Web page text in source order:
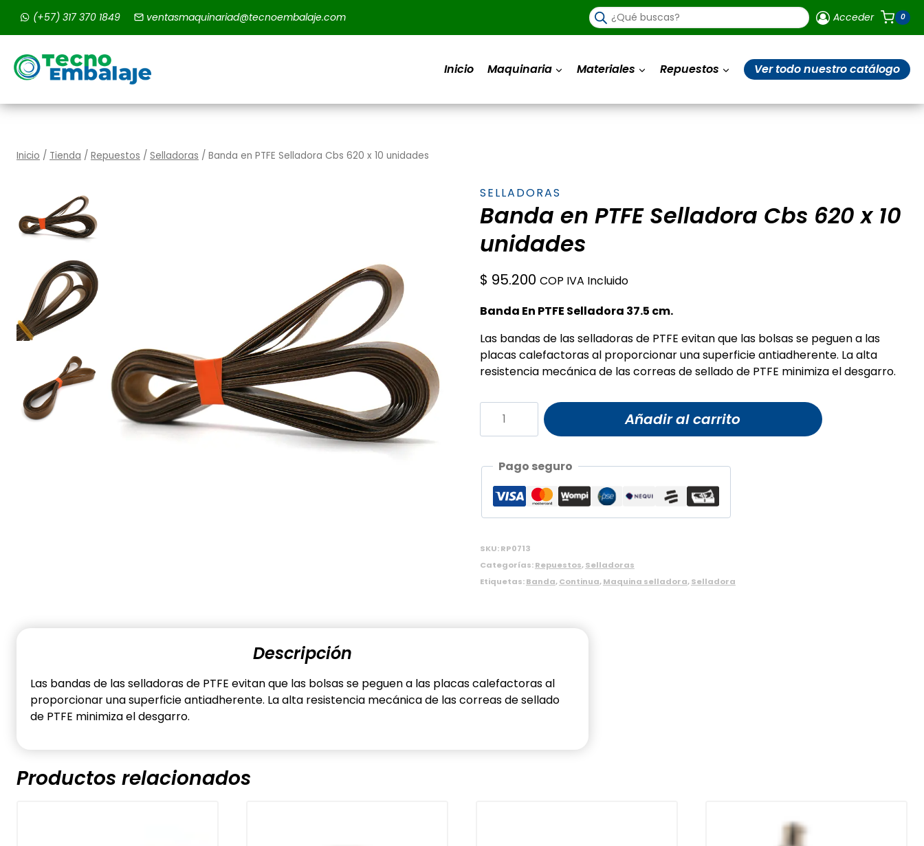
contenido
(+57) 317 370 1849 ventasmaquinariad@tecnoembalaje.com Búsqueda
de
productos
Acceder 0
Inicio Maquinaria Materiales Repuestos Ver todo nuestro catálogo
Inicio / Tienda / Repuestos / Selladoras / Banda en PTFE Selladora Cbs 620 x 10 unidades
SELLADORAS
Banda en PTFE Selladora Cbs 620 x 10
unidades
$ 95.200 COP IVA Incluido
Banda En PTFE Selladora 37.5 cm.
Las bandas de las selladoras de PTFE evitan que las bolsas se peguen a las
placas calefactoras al proporcionar una superficie antiadherente. La alta
resistencia mecánica de las correas de sellado de PTFE minimiza el desgarro.
Cbs
620
Añadir al carrito
Pago seguro
SKU:RP0713
Categorías:Repuestos,Selladoras
Etiquetas:Banda,Continua,Maquina selladora,Selladora
Descripción
Las bandas de las selladoras de PTFE evitan que las bolsas se peguen a las placas calefactoras al
proporcionar una superficie antiadherente. La alta resistencia mecánica de las correas de sellado
de PTFE minimiza el desgarro.
Productos relacionados